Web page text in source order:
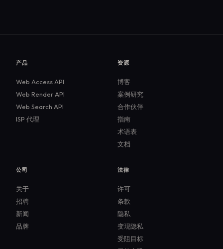
产品
Web Access API
Web Render API
Web Search API
ISP 代理
资源
博客
案例研究
合作伙伴
指南
术语表
文档
公司
关于
招聘
新闻
品牌
法律
许可
条款
隐私
变现隐私
受阻目标